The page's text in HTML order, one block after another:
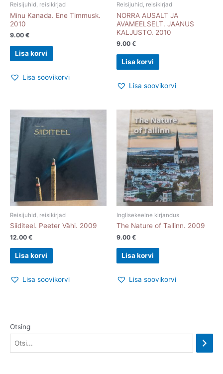
Reisijuhid, reisikirjad
Minu Kanada. Ene Timmusk.
2010
9.00 €
Lisa korvi
Lisa soovikorvi
Reisijuhid, reisikirjad
NORRA AUSALT JA
AVAMEELSELT. JAANUS
KALJUSTO. 2010
9.00 €
Lisa korvi
Lisa soovikorvi
Reisijuhid, reisikirjad
Siiditeel. Peeter Vähi. 2009
12.00 €
Lisa korvi
Lisa soovikorvi
Inglisekeelne kirjandus
The Nature of Tallinn. 2009
9.00 €
Lisa korvi
Lisa soovikorvi
Otsing